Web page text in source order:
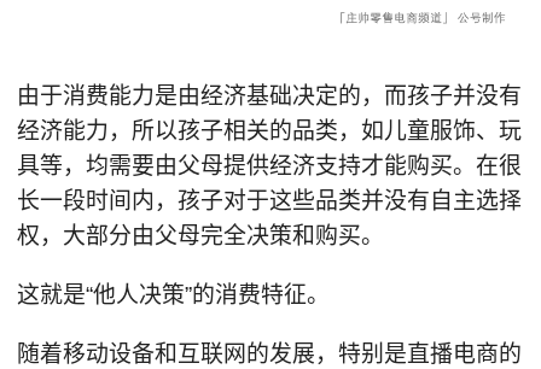
由于消费能力是由经济基础决定的，而孩子并没有
经济能力，所以孩子相关的品类，如儿童服饰、玩
具等，均需要由父母提供经济支持才能购买。在很
长一段时间内，孩子对于这些品类并没有自主选择
权，大部分由父母完全决策和购买。
这就是“他人决策”的消费特征。
随着移动设备和互联网的发展，特别是直播电商的